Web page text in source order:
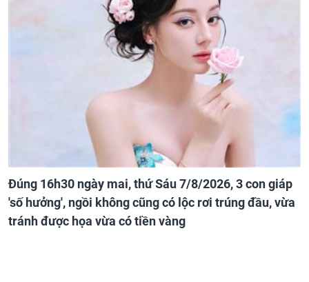
Đúng 16h30 ngày mai, thứ Sáu 7/8/2026, 3 con giáp
'số hưởng', ngồi không cũng có lộc rơi trúng đầu, vừa
tránh được họa vừa có tiền vàng